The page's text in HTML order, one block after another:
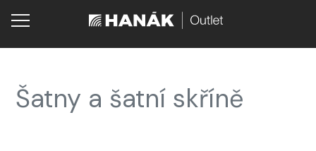
Šatny a šatní skříně